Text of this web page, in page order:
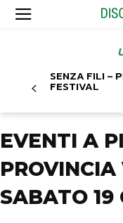
SENZA FILI –
FESTIVAL
EVENTI A
PROVINCIA
SABATO 19